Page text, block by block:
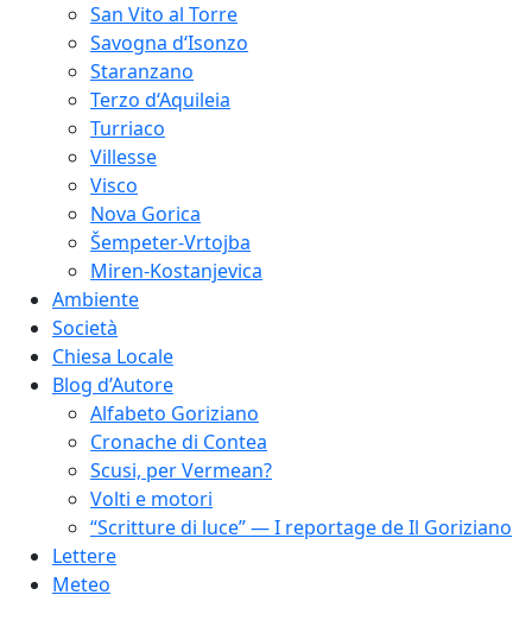
San Vito al Torre
Savogna d‘Isonzo
Staranzano
Terzo d‘Aquileia
Turriaco
Villesse
Visco
Nova Gorica
Šempeter-Vrtojba
Miren-Kostanjevica
Ambiente
Società
Chiesa Locale
Blog d’Autore
Alfabeto Goriziano
Cronache di Contea
Scusi, per Vermean?
Volti e motori
“Scritture di luce” — I reportage de Il Goriziano
Lettere
Meteo